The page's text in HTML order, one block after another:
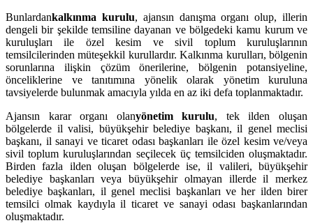
Bunlardankalkınma kurulu, ajansın danışma organı olup, illerin
dengeli bir şekilde temsiline dayanan ve bölgedeki kamu kurum ve
kuruluşları ile özel kesim ve sivil toplum kuruluşlarının
temsilcilerinden müteşekkil kurullardır. Kalkınma kurulları, bölgenin
sorunlarına ilişkin çözüm önerilerine, bölgenin potansiyeline,
önceliklerine ve tanıtımına yönelik olarak yönetim kuruluna
tavsiyelerde bulunmak amacıyla yılda en az iki defa toplanmaktadır.
Ajansın karar organı olanyönetim kurulu, tek ilden oluşan
bölgelerde il valisi, büyükşehir belediye başkanı, il genel meclisi
başkanı, il sanayi ve ticaret odası başkanları ile özel kesim ve/veya
sivil toplum kuruluşlarından seçilecek üç temsilciden oluşmaktadır.
Birden fazla ilden oluşan bölgelerde ise, il valileri, büyükşehir
belediye başkanları veya büyükşehir olmayan illerde il merkez
belediye başkanları, il genel meclisi başkanları ve her ilden birer
temsilci olmak kaydıyla il ticaret ve sanayi odası başkanlarından
oluşmaktadır.